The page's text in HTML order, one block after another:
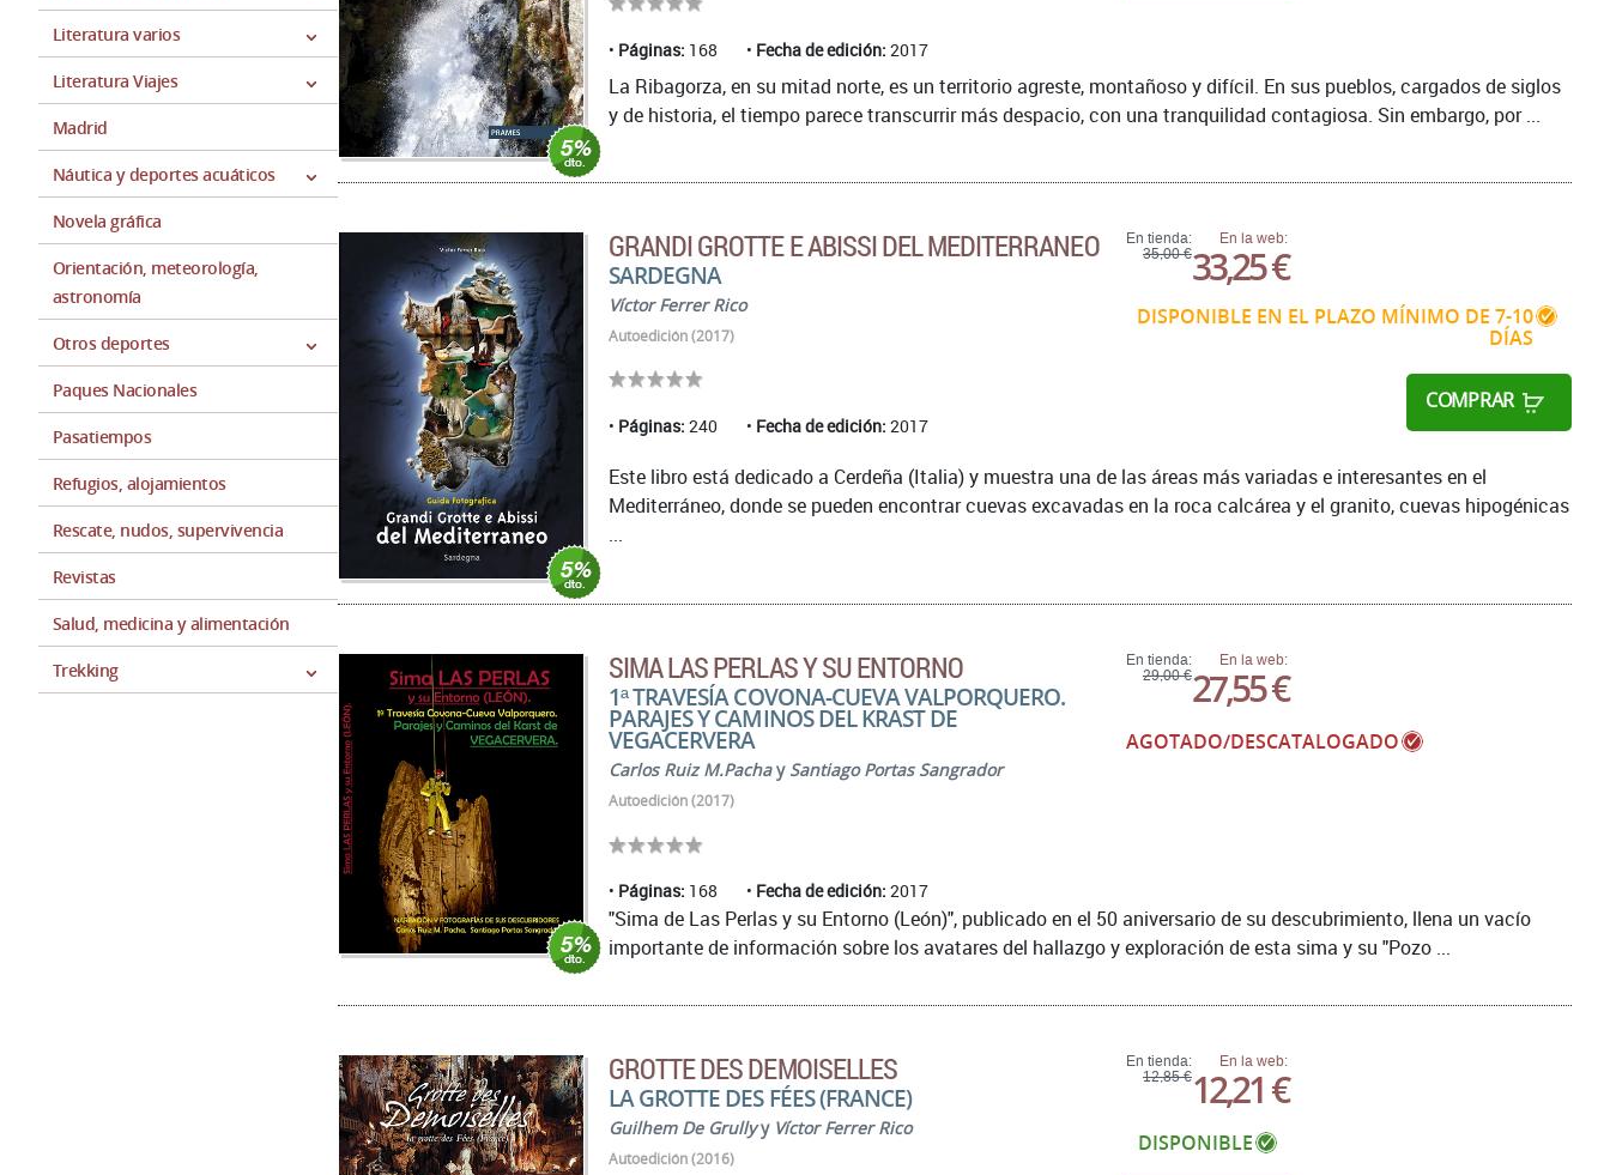
Literatura varios
Literatura Viajes
Madrid
Náutica y deportes acuáticos
Novela gráfica
Orientación, meteorología,
astronomía
Otros deportes
Paques Nacionales
Pasatiempos
Refugios, alojamientos
Rescate, nudos, supervivencia
Revistas
Salud, medicina y alimentación
Trekking
Páginas: 168 Fecha de edición: 2017
La Ribagorza, en su mitad norte, es un territorio agreste, montañoso y difícil. En sus pueblos, cargados de siglos
y de historia, el tiempo parece transcurrir más despacio, con una tranquilidad contagiosa. Sin embargo, por ...
GRANDI GROTTE E ABISSI DEL MEDITERRANEO
SARDEGNA
Víctor Ferrer Rico
Autoedición (2017)
Páginas: 240 Fecha de edición: 2017
En tienda:
35,00 €
En la web:
33,25 €
DISPONIBLE EN EL PLAZO MÍNIMO DE 7-10
DÍAS
COMPRAR
Este libro está dedicado a Cerdeña (Italia) y muestra una de las áreas más variadas e interesantes en el
Mediterráneo, donde se pueden encontrar cuevas excavadas en la roca calcárea y el granito, cuevas hipogénicas
...
SIMA LAS PERLAS Y SU ENTORNO
1ª TRAVESÍA COVONA-CUEVA VALPORQUERO.
PARAJES Y CAMINOS DEL KRAST DE
VEGACERVERA
Carlos Ruiz M.Pachay Santiago Portas Sangrador
Autoedición (2017)
Páginas: 168 Fecha de edición: 2017
En tienda:
29,00 €
En la web:
27,55 €
AGOTADO/DESCATALOGADO
"Sima de Las Perlas y su Entorno (León)", publicado en el 50 aniversario de su descubrimiento, llena un vacío
importante de información sobre los avatares del hallazgo y exploración de esta sima y su "Pozo ...
GROTTE DES DEMOISELLES
LA GROTTE DES FÉES (FRANCE)
Guilhem De Grullyy Víctor Ferrer Rico
Autoedición (2016)
En tienda:
12,85 €
En la web:
12,21 €
DISPONIBLE